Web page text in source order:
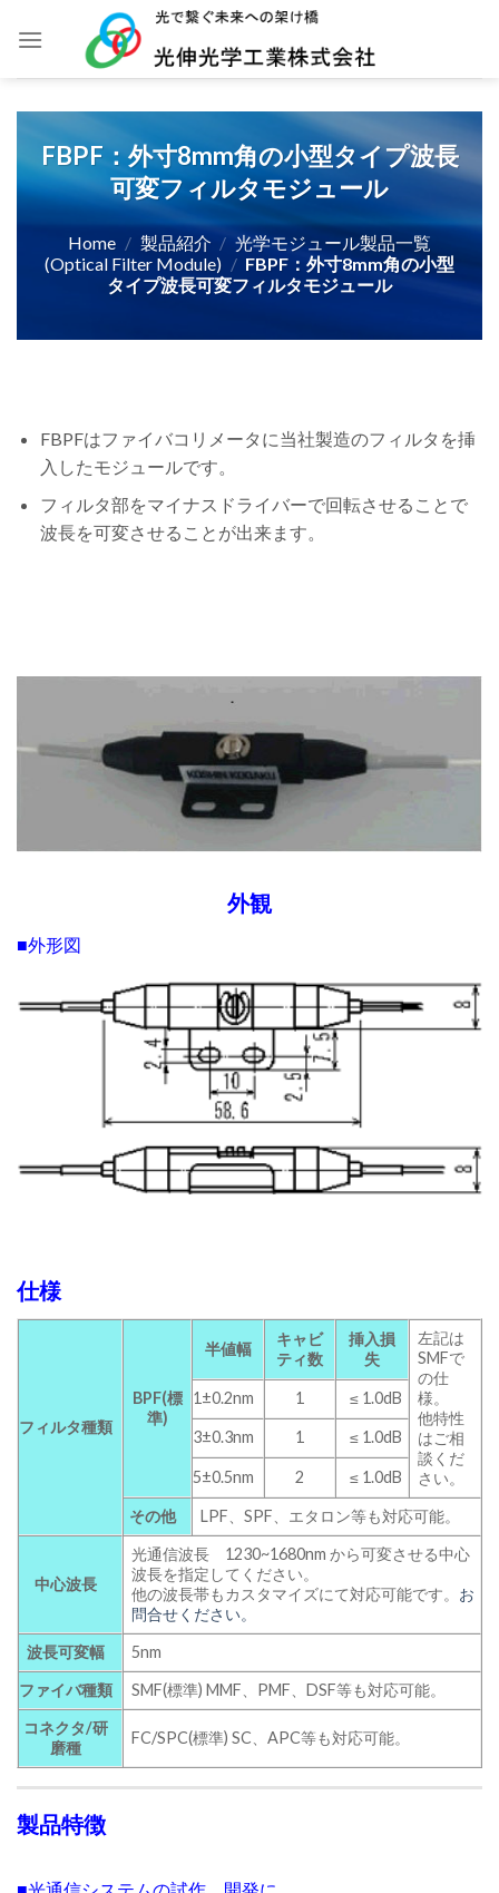
FBPF：外寸8mm角の小型タイプ波長
可変フィルタモジュール
Home / 製品紹介 / 光学モジュール製品一覧
(Optical Filter Module) / FBPF：外寸8mm角の小型
タイプ波長可変フィルタモジュール
FBPFはファイバコリメータに当社製造のフィルタを挿
入したモジュールです。
フィルタ部をマイナスドライバーで回転させることで
波長を可変させることが出来ます。
外観
■外形図
仕様
フィルタ種類
BPF(標
準)
半値幅
キャビ
ティ数
挿入損
失
左記は
SMFで
の仕
様。
他特性
はご相
談くだ
さい。
1±0.2nm 1 ≤ 1.0dB
3±0.3nm 1 ≤ 1.0dB
5±0.5nm 2 ≤ 1.0dB
その他 LPF、SPF、エタロン等も対応可能。
中心波長
光通信波長 1230~1680nm から可変させる中心
波長を指定してください。
他の波長帯もカスタマイズにて対応可能です。 お
問合せください。
波長可変幅
5nm
ファイバ種類
SMF(標準) MMF、PMF、DSF等も対応可能。
コネクタ/研
磨種
FC/SPC(標準) SC、APC等も対応可能。
製品特徴